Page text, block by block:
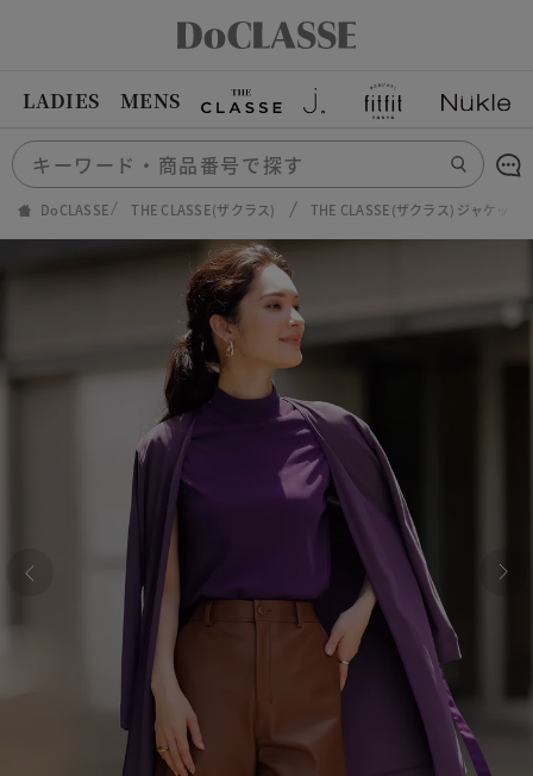
LADIES MENS
DoCLASSE THE CLASSE(ザクラス) THE CLASSE(ザクラス) ジャケット